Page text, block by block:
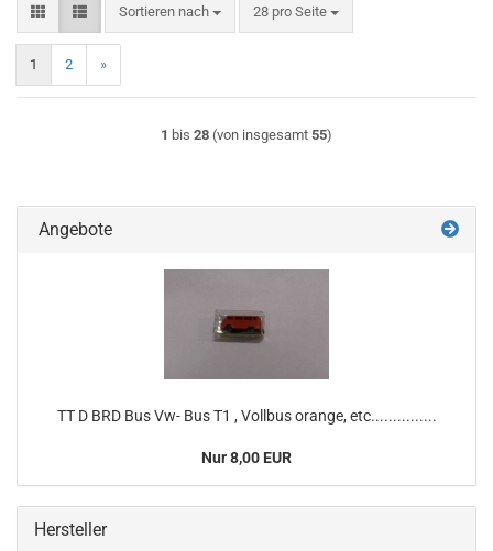
Sortieren nach
Sortieren nach 28 pro Seite
pro Seite
1 2 »
1 bis 28 (von insgesamt 55)
Angebote
TT D BRD Bus Vw- Bus T1 , Vollbus orange, etc...............
Nur 8,00 EUR
Hersteller